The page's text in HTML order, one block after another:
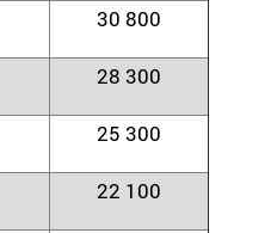
30 800
28 300
25 300
22 100